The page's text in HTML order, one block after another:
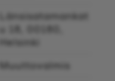
Länsisatamankat
u 18, 00180,
Helsinki
Muuttovalmis